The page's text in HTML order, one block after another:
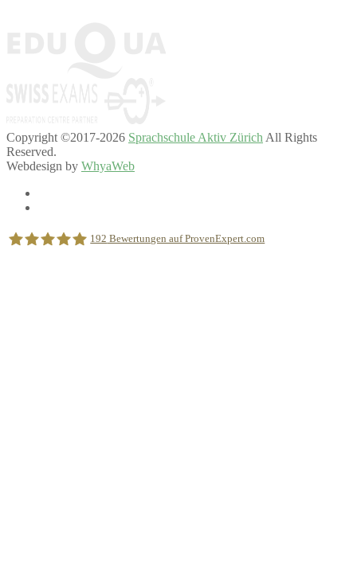
Copyright ©2017-2026 Sprachschule Aktiv Zürich All Rights
Reserved.
Webdesign by WhyaWeb
192 Bewertungen auf ProvenExpert.com